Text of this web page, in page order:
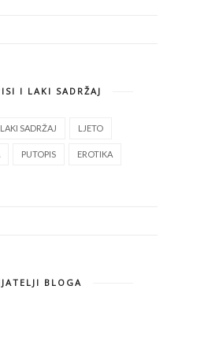
I LAKI SADRŽAJ
LAKI SADRŽAJ LJETO
PUTOPIS EROTIKA
BLOGA